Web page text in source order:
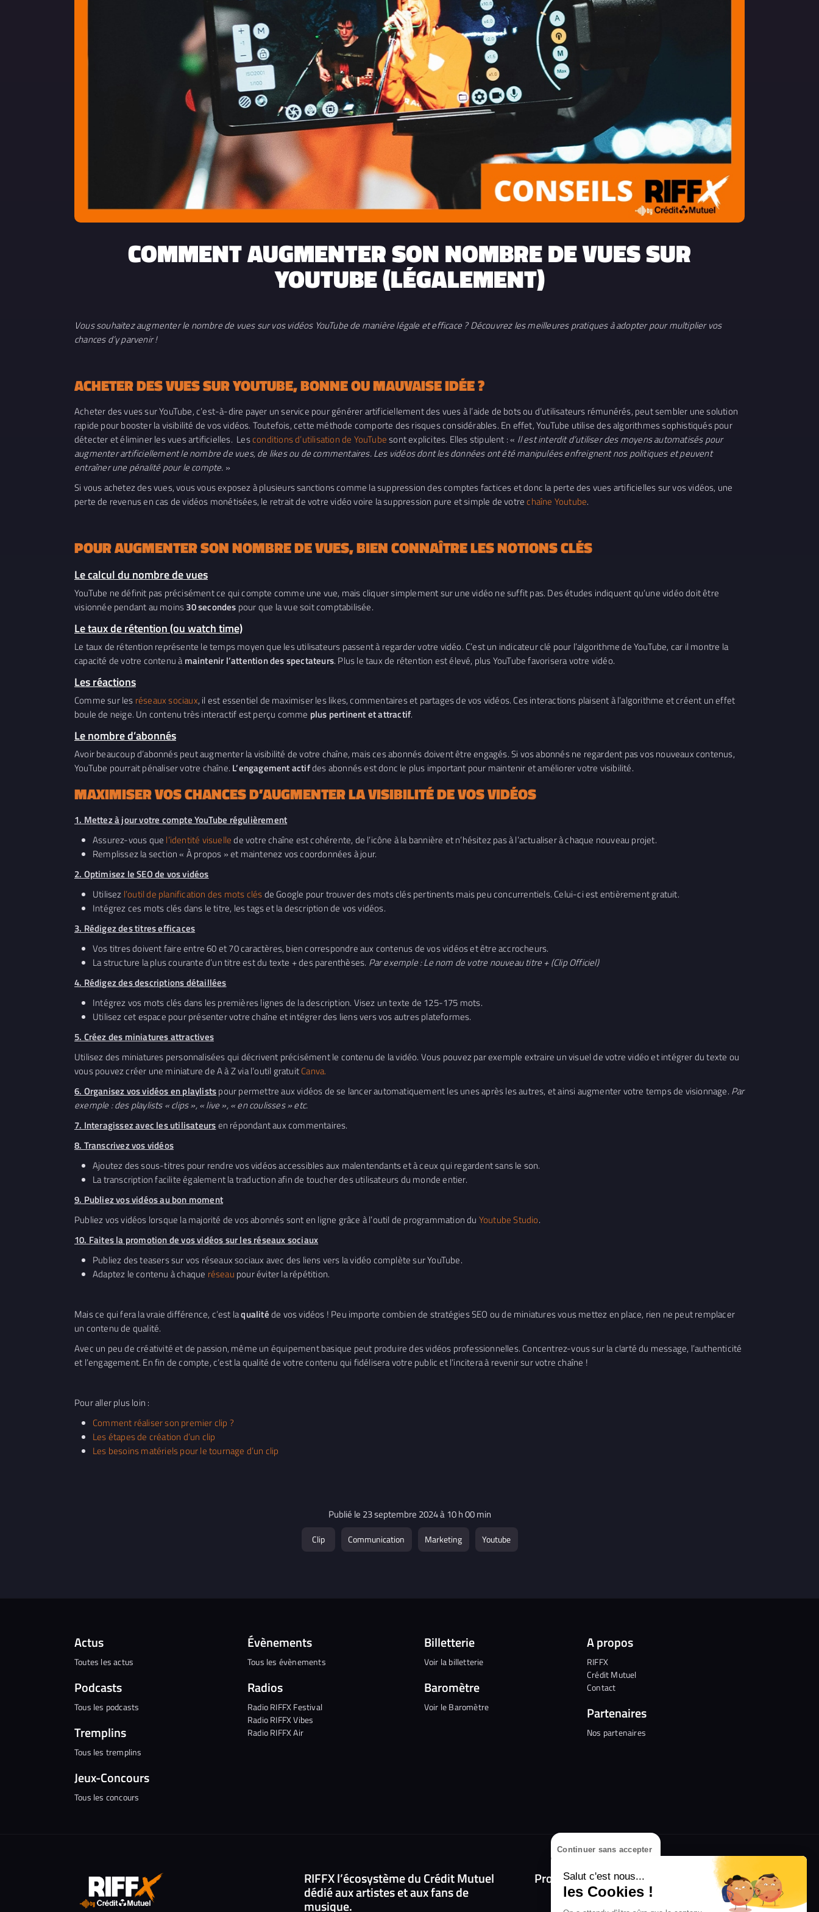
Continuer sans accepter
Salut c'est nous...
les Cookies !
COMMENT AUGMENTER SON NOMBRE DE VUES SUR
YOUTUBE (LÉGALEMENT)
Vous souhaitez augmenter le nombre de vues sur vos vidéos YouTube de manière légale et efficace ? Découvrez les meilleures pratiques à adopter pour multiplier vos
chances d’y parvenir !
ACHETER DES VUES SUR YOUTUBE, BONNE OU MAUVAISE IDÉE ?
Acheter des vues sur YouTube, c’est-à-dire payer un service pour générer artificiellement des vues à l’aide de bots ou d’utilisateurs rémunérés, peut sembler une solution
rapide pour booster la visibilité de vos vidéos. Toutefois, cette méthode comporte des risques considérables. En effet, YouTube utilise des algorithmes sophistiqués pour
détecter et éliminer les vues artificielles. Lesconditions d’utilisation de YouTubesont explicites. Elles stipulent : « Il est interdit d’utiliser des moyens automatisés pour
augmenter artificiellement le nombre de vues, de likes ou de commentaires. Les vidéos dont les données ont été manipulées enfreignent nos politiques et peuvent
entraîner une pénalité pour le compte. »
Si vous achetez des vues, vous vous exposez à plusieurs sanctions comme la suppression des comptes factices et donc la perte des vues artificielles sur vos vidéos, une
perte de revenus en cas de vidéos monétisées, le retrait de votre vidéo voire la suppression pure et simple de votrechaîne Youtube.
POUR AUGMENTER SON NOMBRE DE VUES, BIEN CONNAÎTRE LES NOTIONS CLÉS
Le calcul du nombre de vues
YouTube ne définit pas précisément ce qui compte comme une vue, mais cliquer simplement sur une vidéo ne suffit pas. Des études indiquent qu’une vidéo doit être
visionnée pendant au moins30 secondes pour que la vue soit comptabilisée.
Le taux de rétention (ou watch time)
Le taux de rétention représente le temps moyen que les utilisateurs passent à regarder votre vidéo. C’est un indicateur clé pour l’algorithme de YouTube, car il montre la
capacité de votre contenu àmaintenir l’attention des spectateurs. Plus le taux de rétention est élevé, plus YouTube favorisera votre vidéo.
Les réactions
Comme sur les réseaux sociaux, il est essentiel de maximiser les likes, commentaires et partages de vos vidéos. Ces interactions plaisent à l’algorithme et créent un effet
boule de neige. Un contenu très interactif est perçu comme plus pertinent et attractif.
Le nombre d’abonnés
Avoir beaucoup d’abonnés peut augmenter la visibilité de votre chaîne, mais ces abonnés doivent être engagés. Si vos abonnés ne regardent pas vos nouveaux contenus,
YouTube pourrait pénaliser votre chaîne. L’engagement actifdes abonnés est donc le plus important pour maintenir et améliorer votre visibilité.
MAXIMISER VOS CHANCES D’AUGMENTER LA VISIBILITÉ DE VOS VIDÉOS
1. Mettez à jour votre compte YouTube régulièrement
Assurez-vous que l’identité visuellede votre chaîne est cohérente, de l’icône à la bannière et n’hésitez pas à l’actualiser à chaque nouveau projet.
Remplissez la section « À propos » et maintenez vos coordonnées à jour.
2. Optimisez le SEO de vos vidéos
Utilisez l’outil de planification des mots clésde Google pour trouver des mots clés pertinents mais peu concurrentiels. Celui-ci est entièrement gratuit.
Intégrez ces mots clés dans le titre, les tags et la description de vos vidéos.
3. Rédigez des titres efficaces
Vos titres doivent faire entre 60 et 70 caractères, bien correspondre aux contenus de vos vidéos et être accrocheurs.
La structure la plus courante d’un titre est du texte + des parenthèses. Par exemple : Le nom de votre nouveau titre + (Clip Officiel)
4. Rédigez des descriptions détaillées
Intégrez vos mots clés dans les premières lignes de la description. Visez un texte de 125-175 mots.
Utilisez cet espace pour présenter votre chaîne et intégrer des liens vers vos autres plateformes.
5. Créez des miniatures attractives
Utilisez des miniatures personnalisées qui décrivent précisément le contenu de la vidéo. Vous pouvez par exemple extraire un visuel de votre vidéo et intégrer du texte ou
vous pouvez créer une miniature de A à Z via l’outil gratuitCanva.
6. Organisez vos vidéos en playlistspour permettre aux vidéos de se lancer automatiquement les unes après les autres, et ainsi augmenter votre temps de visionnage. Par
exemple : des playlists « clips », « live », « en coulisses » etc.
7. Interagissez avec les utilisateursen répondant aux commentaires.
8. Transcrivez vos vidéos
Ajoutez des sous-titres pour rendre vos vidéos accessibles aux malentendants et à ceux qui regardent sans le son.
La transcription facilite également la traduction afin de toucher des utilisateurs du monde entier.
9. Publiez vos vidéos au bon moment
Publiez vos vidéos lorsque la majorité de vos abonnés sont en ligne grâce à l’outil de programmation du Youtube Studio.
10. Faites la promotion de vos vidéos sur les réseaux sociaux
Publiez des teasers sur vos réseaux sociaux avec des liens vers la vidéo complète sur YouTube.
Adaptez le contenu à chaque réseau pour éviter la répétition.
Mais ce qui fera la vraie différence, c’est laqualitéde vos vidéos ! Peu importe combien de stratégies SEO ou de miniatures vous mettez en place, rien ne peut remplacer
un contenu de qualité.
Avec un peu de créativité et de passion, même un équipement basique peut produire des vidéos professionnelles. Concentrez-vous sur la clarté du message, l’authenticité
et l’engagement. En fin de compte, c’est la qualité de votre contenu qui fidélisera votre public et l’incitera à revenir sur votre chaîne !
Pour aller plus loin :
Comment réaliser son premier clip ?
Les étapes de création d’un clip
Les besoins matériels pour le tournage d’un clip
Publié le 23 septembre 2024 à 10 h 00 min
Clip Communication Marketing Youtube
Actus
Toutes les actus
Podcasts
Tous les podcasts
Tremplins
Tous les tremplins
Jeux-Concours
Tous les concours
Évènements
Tous les évènements
Radios
Radio RIFFX Festival
Radio RIFFX Vibes
Radio RIFFX Air
Billetterie
Voir la billetterie
Baromètre
Voir le Baromètre
A propos
RIFFX
Crédit Mutuel
Contact
Partenaires
Nos partenaires
RIFFX l’écosystème du Crédit Mutuel
dédié aux artistes et aux fans de
musique.
Prolongez l'expérience avec l'application
RIFFX !